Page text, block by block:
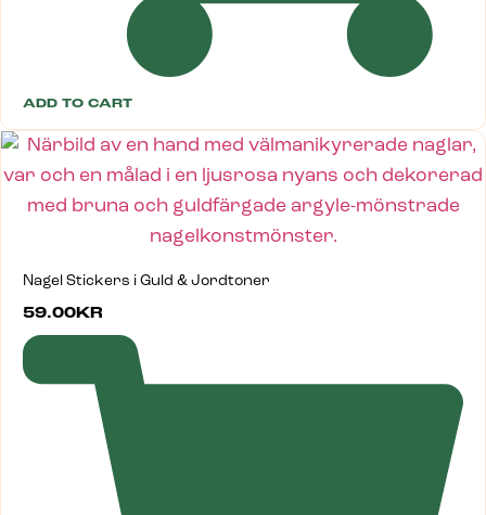
ADD TO CART
Nagel Stickers i Guld & Jordtoner
59.00KR